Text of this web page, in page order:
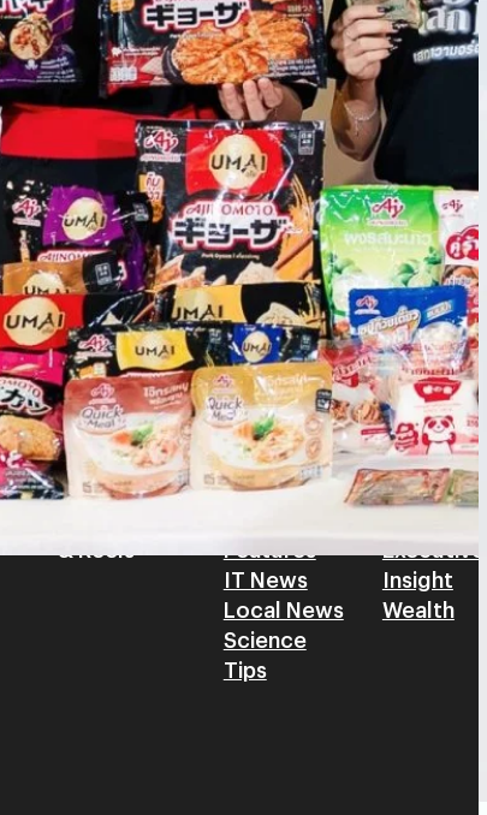
Watch
& Reels
Tech
Features
IT News
Local News
Science
Tips
Biz
Corporate
Executive
Insight
Wealth